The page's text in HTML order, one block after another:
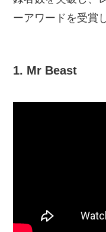
ーアワードを受賞
1. Mr Beast